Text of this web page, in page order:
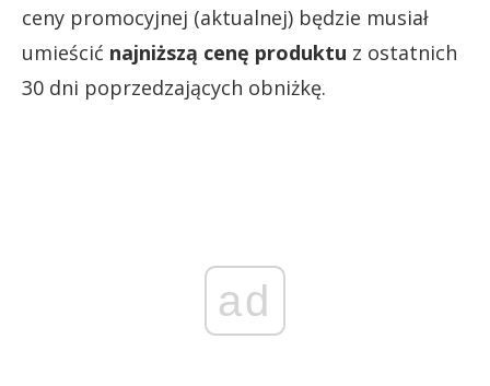
ceny promocyjnej (aktualnej) będzie musiał
umieścić najniższą cenę produktu z ostatnich
30 dni poprzedzających obniżkę.
ad